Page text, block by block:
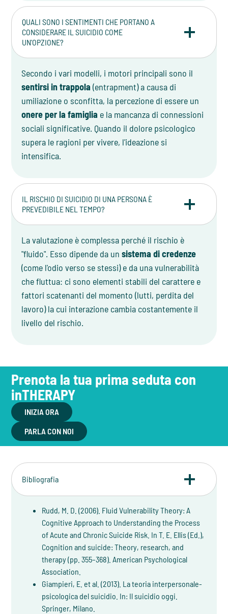
QUALI SONO I SENTIMENTI CHE PORTANO A
CONSIDERARE IL SUICIDIO COME
UN'OPZIONE?
Secondo i vari modelli, i motori principali sono il
sentirsi in trappola (entrapment) a causa di
umiliazione o sconfitta, la percezione di essere un
onere per la famiglia e la mancanza di connessioni
sociali significative. Quando il dolore psicologico
supera le ragioni per vivere, l'ideazione si
intensifica.
IL RISCHIO DI SUICIDIO DI UNA PERSONA È
PREVEDIBILE NEL TEMPO?
La valutazione è complessa perché il rischio è
"fluido". Esso dipende da unsistema di credenze
(come l'odio verso se stessi) e da una vulnerabilità
che fluttua: ci sono elementi stabili del carattere e
fattori scatenanti del momento (lutti, perdita del
lavoro) la cui interazione cambia costantemente il
livello del rischio.
Prenota la tua prima seduta con
inTHERAPY
INIZIA ORA
PARLA CON NOI
Bibliografia
Rudd, M. D. (2006). Fluid Vulnerability Theory: A
Cognitive Approach to Understanding the Process
of Acute and Chronic Suicide Risk. In T. E. Ellis (Ed.),
Cognition and suicide: Theory, research, and
therapy (pp. 355–368). American Psychological
Association.
Giampieri, E. et al. (2013). La teoria interpersonale-
psicologica del suicidio. In: Il suicidio oggi.
Springer, Milano.